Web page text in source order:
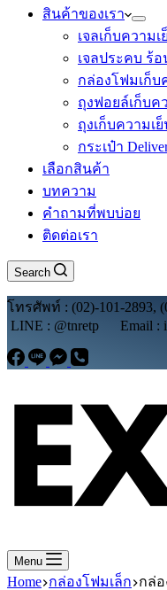
สินค้าของเรา
เจลเก็บความเ
เจลประคบ ร้อ
กล่องโฟมเก็บ
ถุงฟอยล์เก็บค
ถุงเก็บความเ
กระเป๋า
เลือกสินค้า
บทความ
คำถามที่พบบ่อย
ติดต่อเรา
Search
โทรศัพท์ : (02)-101-2893,
LINE : @tnretp Email :
Menu
Home กล่องโฟมเล็ก กล่อ